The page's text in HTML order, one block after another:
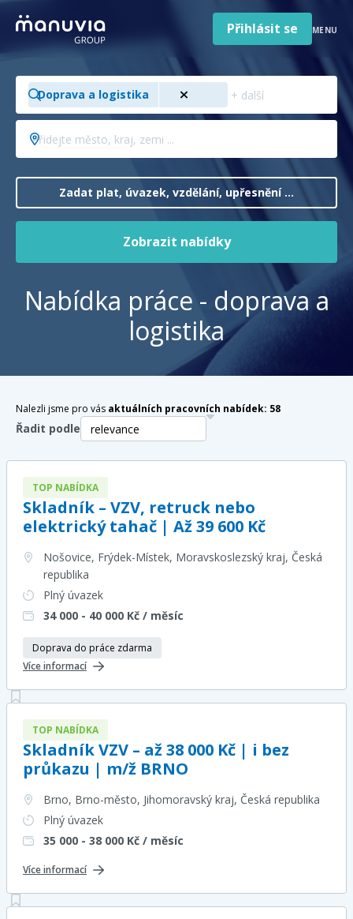
obsahPro firmy a zaměstnavatele
O nás
Čeština
Jazyk
Česká republika
Země
/
region
Přihlásit se MENU
Hledejte
pozici,
obor,
profesi
...
Doprava a logistika
Přidejte
město,
...
Zadat plat, úvazek, vzdělání, upřesnění ...
Zobrazit nabídky
Nabídka práce - doprava a
logistika
Nalezli jsme pro vás aktuálních pracovních nabídek: 58
Řadit podle
TOP NABÍDKA
Skladník – VZV, retruck nebo
elektrický tahač | Až 39 600 Kč
Nošovice, Frýdek-Místek, Moravskoslezský kraj, Česká
republika
Plný úvazek
34 000 - 40 000 Kč / měsíc
Doprava do práce zdarma
Více informací
TOP NABÍDKA
Skladník VZV – až 38 000 Kč | i bez
průkazu | m/ž BRNO
Brno, Brno-město, Jihomoravský kraj, Česká republika
Plný úvazek
35 000 - 38 000 Kč / měsíc
Více informací